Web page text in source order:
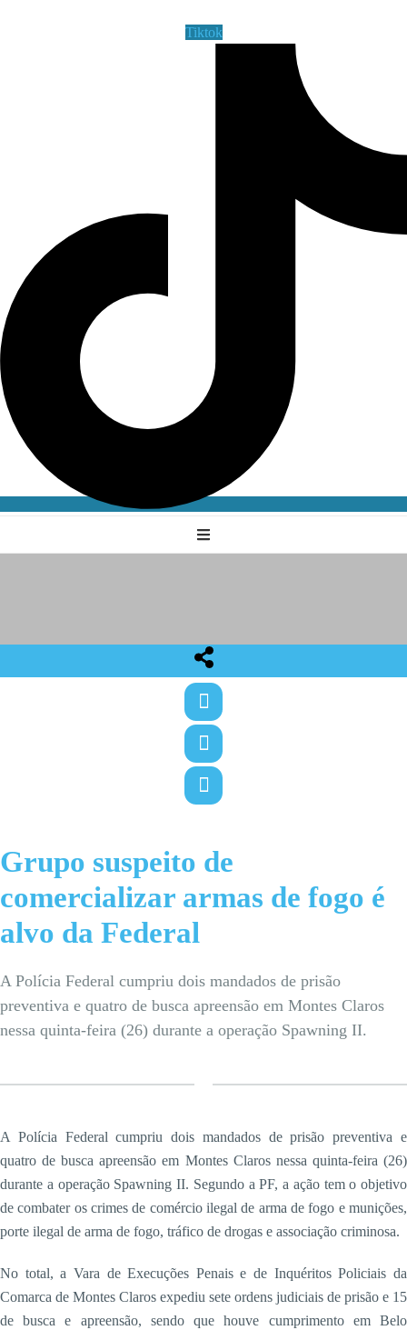
Tiktok
Grupo suspeito de
comercializar armas de fogo é
alvo da Federal
A Polícia Federal cumpriu dois mandados de prisão
preventiva e quatro de busca apreensão em Montes Claros
nessa quinta-feira (26) durante a operação Spawning II.
A Polícia Federal cumpriu dois mandados de prisão preventiva e
quatro de busca apreensão em Montes Claros nessa quinta-feira (26)
durante a operação Spawning II. Segundo a PF, a ação tem o objetivo
de combater os crimes de comércio ilegal de arma de fogo e munições,
porte ilegal de arma de fogo, tráfico de drogas e associação criminosa.
No total, a Vara de Execuções Penais e de Inquéritos Policiais da
Comarca de Montes Claros expediu sete ordens judiciais de prisão e 15
de busca e apreensão, sendo que houve cumprimento em Belo